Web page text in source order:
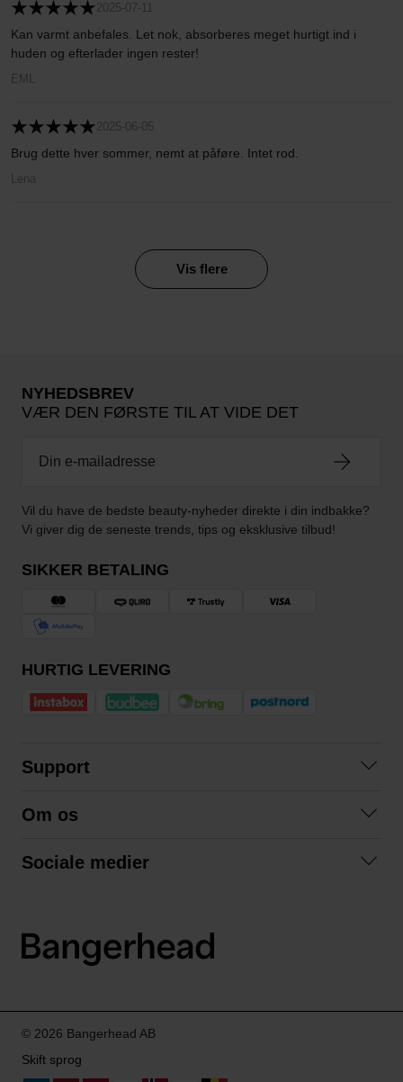
2025-07-11
Kan varmt anbefales. Let nok, absorberes meget hurtigt ind i
huden og efterlader ingen rester!
EML
2025-06-05
Brug dette hver sommer, nemt at påføre. Intet rod.
Lena
Vis flere
NYHEDSBREV
VÆR DEN FØRSTE TIL AT VIDE DET
Vil du have de bedste beauty-nyheder direkte i din indbakke?
Vi giver dig de seneste trends, tips og eksklusive tilbud!
SIKKER BETALING
HURTIG LEVERING
Support
Betingelser
Om os
Sociale medier
LinkedIn
© 2026 Bangerhead AB
Skift sprog